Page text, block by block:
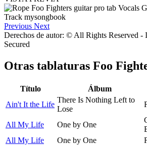
Previous Next
Derechos de autor: © All Rights Reserved -
Secured
Otras tablaturas Foo
Título Álbum
Ain't It the Life
There Is Nothing Left to
Lose
All My Life One by One
All My Life
One by One